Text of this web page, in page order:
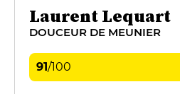
Laurent Lequart
DOUCEUR DE MEUNIER
91/100